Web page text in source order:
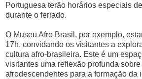
Portuguesa terão horários especiais
durante o feriado.
O Museu Afro Brasil, por exemplo,
17h, convidando os visitantes a
cultura afro-brasileira. Este é um
visitantes uma reflexão profunda
afrodescendentes para a formação da